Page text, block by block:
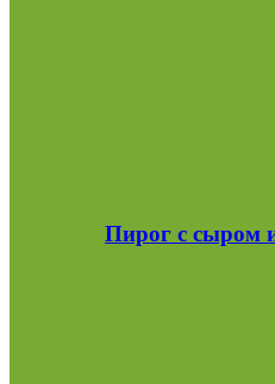
Пирог с сыром